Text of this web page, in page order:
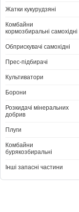
Жатки кукурудзяні
Комбайни
кормозбиральні самохідні
Обприскувачі самохідні
Прес-підбирачі
Культиватори
Борони
Розкидачі мінеральних
добрив
Плуги
Комбайни
бурякозбиральні
Інші запасні частини